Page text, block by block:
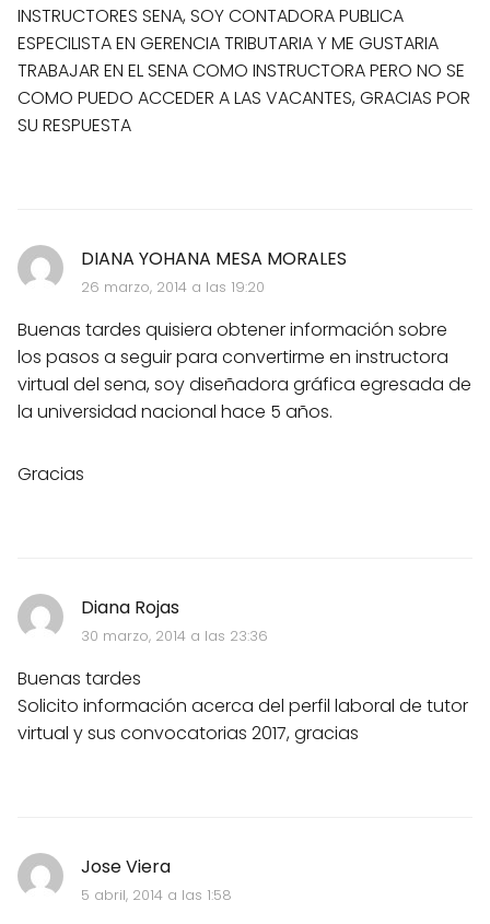
INSTRUCTORES SENA, SOY CONTADORA PUBLICA
ESPECILISTA EN GERENCIA TRIBUTARIA Y ME GUSTARIA
TRABAJAR EN EL SENA COMO INSTRUCTORA PERO NO SE
COMO PUEDO ACCEDER A LAS VACANTES, GRACIAS POR
SU RESPUESTA
DIANA YOHANA MESA MORALES
26 marzo, 2014 a las 19:20
Buenas tardes quisiera obtener información sobre
los pasos a seguir para convertirme en instructora
virtual del sena, soy diseñadora gráfica egresada de
la universidad nacional hace 5 años.
Gracias
Diana Rojas
30 marzo, 2014 a las 23:36
Buenas tardes
Solicito información acerca del perfil laboral de tutor
virtual y sus convocatorias 2017, gracias
Jose Viera
5 abril, 2014 a las 1:58